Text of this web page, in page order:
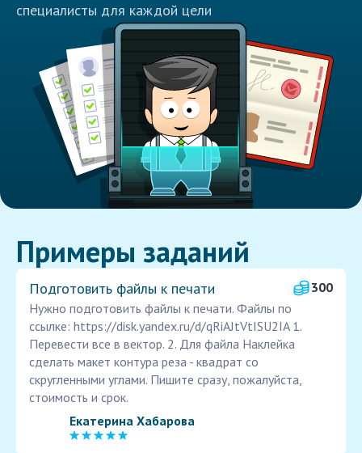
специалисты для каждой цели
Примеры заданий
Подготовить файлы к печати
300
Нужно подготовить файлы к печати. Файлы по
ссылке: https://disk.yandex.ru/d/qRiAJtVtISU2IA 1.
Перевести все в вектор. 2. Для файла Наклейка
сделать макет контура реза - квадрат со
скругленными углами. Пишите сразу, пожалуйста,
стоимость и срок.
Екатерина Хабарова